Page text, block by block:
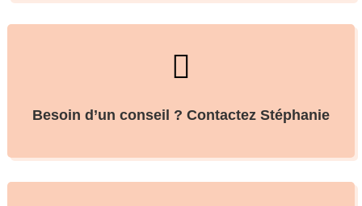

Besoin d’un conseil ? Contactez Stéphanie